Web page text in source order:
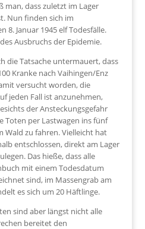
man, dass zuletzt im Lager
Nun finden sich im
8. Januar 1945 elf Todesfälle.
Ausbruchs der Epidemie.
die Tatsache untermauert, dass
Kranke nach Vaihingen/Enz
versucht worden, die
jeden Fall ist anzunehmen,
der Ansteckungsgefahr
Toten per Lastwagen ins fünf
Wald zu fahren. Vielleicht hat
entschlossen, direkt am Lager
Das hieße, dass alle
mit einem Todesdatum
sind, im Massengrab am
es sich um 20 Häftlinge.
sind aber längst nicht alle
bereitet den